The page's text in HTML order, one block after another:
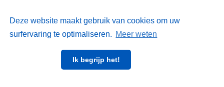
Deze website maakt gebruik van cookies om uw
surfervaring te optimaliseren. Meer weten
Ik begrijp het!